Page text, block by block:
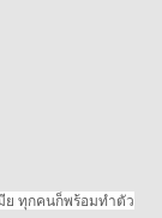
ย ทุกคนก็พร้อมทำตัว